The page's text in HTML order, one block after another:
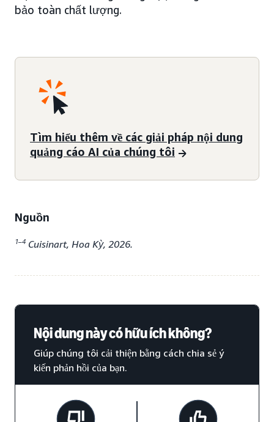
bảo toàn chất lượng.
Tìm hiểu thêm về các giải pháp nội dung
quảng cáo AI của chúng tôi
Nguồn
1–4 Cuisinart, Hoa Kỳ, 2026.
Nội dung này có hữu ích không?
Giúp chúng tôi cải thiện bằng cách chia sẻ ý
kiến phản hồi của bạn.